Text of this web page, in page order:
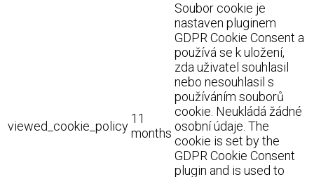
viewed_cookie_policy
11
months
Soubor cookie je
nastaven pluginem
GDPR Cookie Consent a
používá se k uložení,
zda uživatel souhlasil
nebo nesouhlasil s
používáním souborů
cookie. Neukládá žádné
osobní údaje. The
cookie is set by the
GDPR Cookie Consent
plugin and is used to